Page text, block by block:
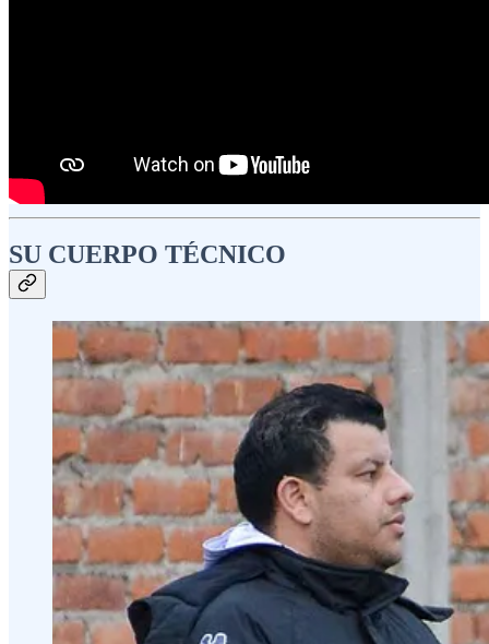
SU CUERPO TÉCNICO